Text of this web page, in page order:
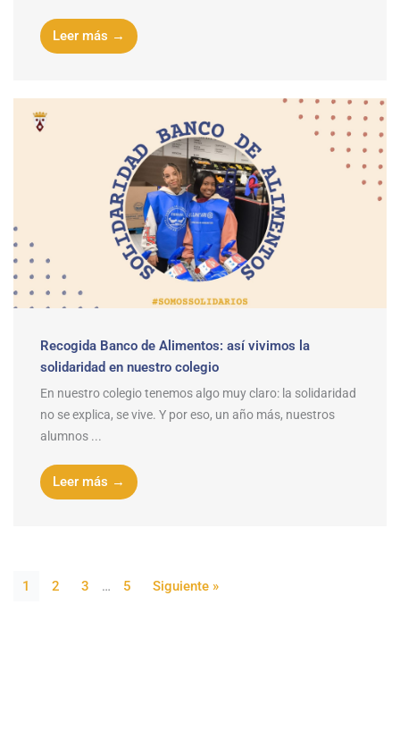
Leer más →
Recogida Banco de Alimentos: así vivimos la
solidaridad en nuestro colegio
En nuestro colegio tenemos algo muy claro: la solidaridad
no se explica, se vive. Y por eso, un año más, nuestros
alumnos ...
Leer más →
1 2 3 … 5 Siguiente »